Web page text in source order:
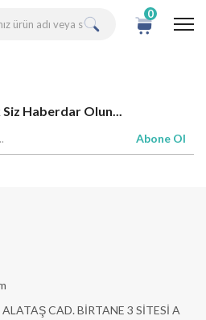
0
Siz Haberdar Olun...
Abone Ol
CAD. BİRTANE 3 SİTESİ A